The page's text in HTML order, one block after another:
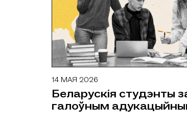
14 МАЯ 2026
Беларускія студэнты
галоўным